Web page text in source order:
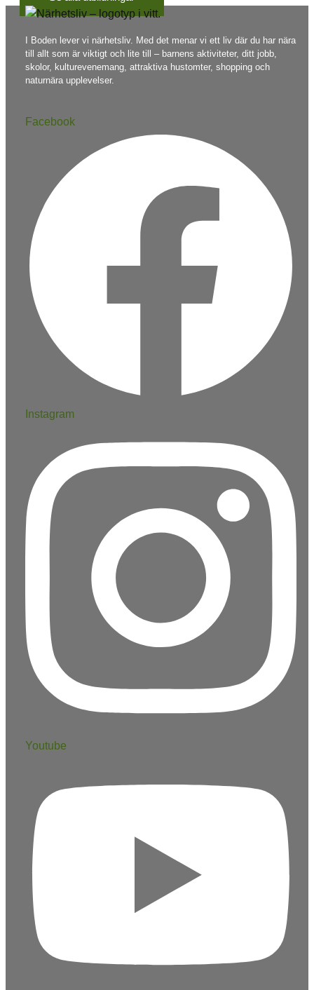
I Boden lever vi närhetsliv. Med det menar vi ett liv där du har nära
till allt som är viktigt och lite till – barnens aktiviteter, ditt jobb,
skolor, kulturevenemang, attraktiva hustomter, shopping och
naturnära upplevelser.
Facebook
Instagram
Youtube